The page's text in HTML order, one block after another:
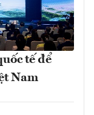
tế để
Nam